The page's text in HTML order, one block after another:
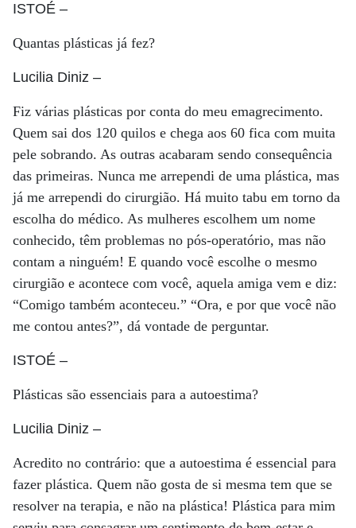
ISTOÉ –
Quantas plásticas já fez?
Lucilia Diniz –
Fiz várias plásticas por conta do meu emagrecimento.
Quem sai dos 120 quilos e chega aos 60 fica com muita
pele sobrando. As outras acabaram sendo consequência
das primeiras. Nunca me arrependi de uma plástica, mas
já me arrependi do cirurgião. Há muito tabu em torno da
escolha do médico. As mulheres escolhem um nome
conhecido, têm problemas no pós-operatório, mas não
contam a ninguém! E quando você escolhe o mesmo
cirurgião e acontece com você, aquela amiga vem e diz:
“Comigo também aconteceu.” “Ora, e por que você não
me contou antes?”, dá vontade de perguntar.
ISTOÉ –
Plásticas são essenciais para a autoestima?
Lucilia Diniz –
Acredito no contrário: que a autoestima é essencial para
fazer plástica. Quem não gosta de si mesma tem que se
resolver na terapia, e não na plástica! Plástica para mim